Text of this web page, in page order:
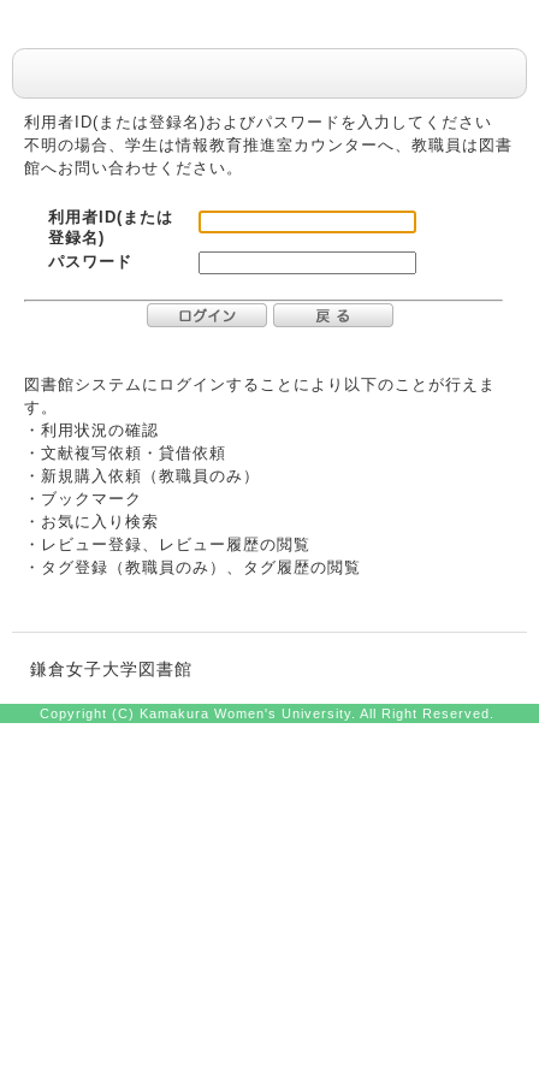
利用者ID(または登録名)およびパスワードを入力してください
不明の場合、学生は情報教育推進室カウンターへ、教職員は図書
館へお問い合わせください。
利用者ID(または
登録名)
パスワード
図書館システムにログインすることにより以下のことが行えま
す。
・利用状況の確認
・文献複写依頼・貸借依頼
・新規購入依頼（教職員のみ）
・ブックマーク
・お気に入り検索
・レビュー登録、レビュー履歴の閲覧
・タグ登録（教職員のみ）、タグ履歴の閲覧
鎌倉女子大学図書館
Copyright (C) Kamakura Women's University. All Right Reserved.